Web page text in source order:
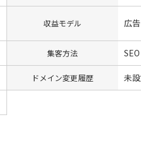
収益モデル 広告
集客方法 SEO
ドメイン変更履歴 未